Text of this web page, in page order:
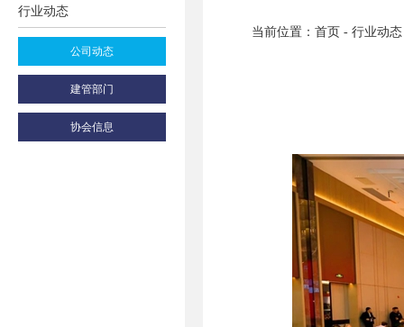
行业动态
公司动态
建管部门
协会信息
当前位置：首页 - 行业动